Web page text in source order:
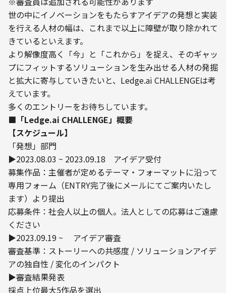
世の中にイノベーションをもたらすアイデアの発想と実装
を行える人材の幅は、これまで以上に障壁が取り除かれて
きているといえます。
より解像度高く「今」と「これから」を捉え、そのギャッ
プにフィットするソリューションを生み出せる人材の発掘
と拡大に寄与していきたいと、Ledge.ai CHALLENGEは考
えています。
多くのエントリーをお待ちしています。
■「Ledge.ai CHALLENGE」概要
【スケジュール】
「発想」部門
▶2023.08.03 ~ 2023.09.18　アイデア受付
募集作品：主催者が定めるテーマ・フォーマットに沿って
専用フォーム（ENTRY完了後にメールにてご案内いたし
ます）より提出
応募条件：社会人以上の個人。法人としての応募はご遠慮
ください
▶2023.09.19 ~ 　アイデア審査
審査基準：ストーリーへの共感度 / ソリューションアイデ
アの独自性 / 変化のインパクト
▶審査結果発表
採点上位最大5作品を選出